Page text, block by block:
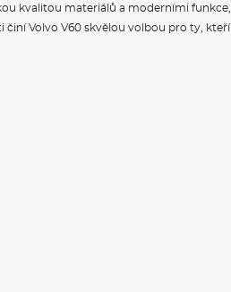
kvalitou materiálů a moderními funkce,
Volvo V60 skvělou volbou pro ty, kteří